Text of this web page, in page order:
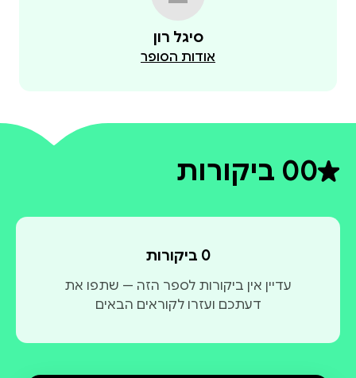
סיגל רון
אודות הסופר
0דירוג ממוצע 0 מתוך 5
0 ביקורות
0 ביקורות
עדיין אין ביקורות לספר הזה — שתפו את
דעתכם ועזרו לקוראים הבאים